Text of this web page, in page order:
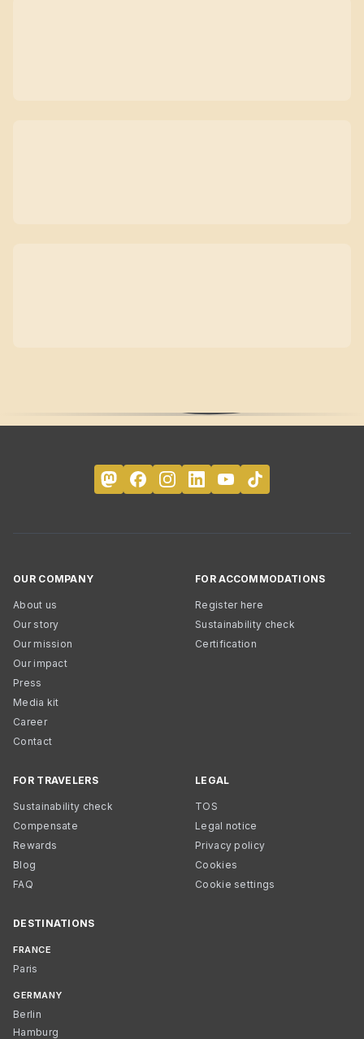
OUR COMPANY
About us
Our story
Our mission
Our impact
Press
Media kit
Career
Contact
FOR ACCOMMODATIONS
Register here
Sustainability check
Certification
FOR TRAVELERS
Sustainability check
Compensate
Rewards
Blog
FAQ
LEGAL
TOS
Legal notice
Privacy policy
Cookies
Cookie settings
DESTINATIONS
FRANCE
Paris
GERMANY
Berlin
Hamburg